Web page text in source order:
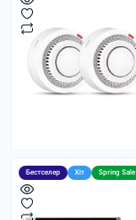
Бестселер Хіт Spring Sale